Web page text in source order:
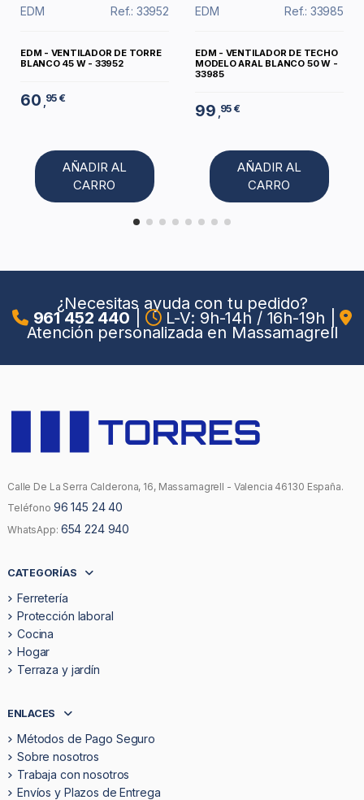
EDM Ref.: 33952
EDM - VENTILADOR DE TORRE
BLANCO 45 W - 33952
60 95 €
AÑADIR AL
CARRO
EDM Ref.: 33985
EDM - VENTILADOR DE TECHO
MODELO ARAL BLANCO 50 W -
33985
99 95 €
AÑADIR AL
CARRO
¿Necesitas ayuda con tu pedido?
961 452 440 L-V: 9h-14h / 16h-19h
Atención personalizada en Massamagrell
Calle De La Serra Calderona, 16, Massamagrell - Valencia 46130 España.
Teléfono 96 145 24 40
WhatsApp: 654 224 940
CATEGORÍAS
Ferretería
Protección laboral
Cocina
Hogar
Terraza y jardín
ENLACES
Métodos de Pago Seguro
Sobre nosotros
Trabaja con nosotros
Envíos y Plazos de Entrega